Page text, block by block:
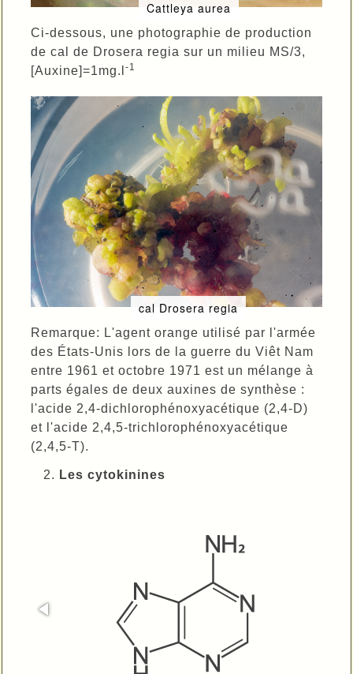
Cattleya aurea
Ci-dessous, une photographie de production
de cal de Drosera regia sur un milieu MS/3,
[Auxine]=1mg.l -1
cal Drosera regia
Remarque: L'agent orange utilisé par l'armée
des États-Unis lors de la guerre du Viêt Nam
entre 1961 et octobre 1971 est un mélange à
parts égales de deux auxines de synthèse :
l'acide 2,4-dichlorophénoxyacétique (2,4-D)
et l'acide 2,4,5-trichlorophénoxyacétique
(2,4,5-T).
Les cytokinines